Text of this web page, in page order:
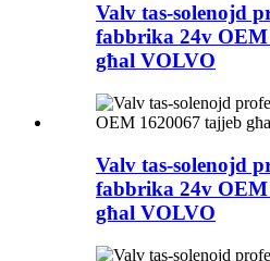
Valv tas-solenojd
fabbrika 24v OEM
għal VOLVO
Valv tas-solenojd
fabbrika 24v OEM
għal VOLVO